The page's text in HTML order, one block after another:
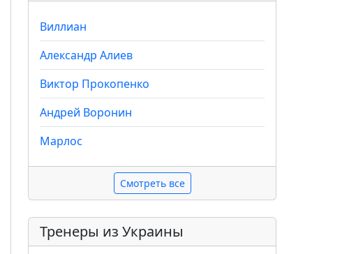
Виллиан
Александр Алиев
Виктор Прокопенко
Андрей Воронин
Марлос
Смотреть все
Тренеры из Украины